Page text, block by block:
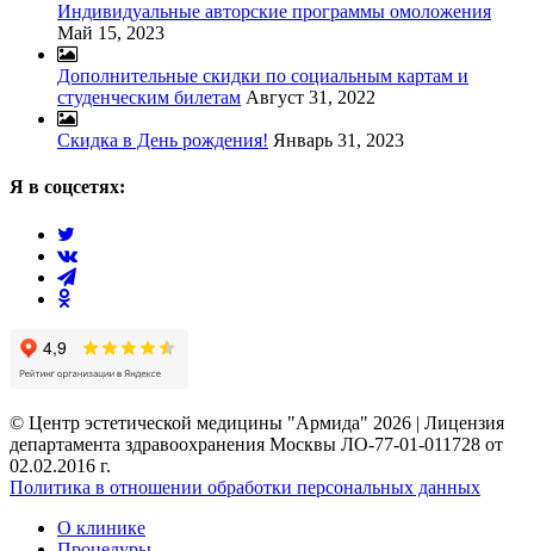
Индивидуальные авторские программы омоложения
Май 15, 2023
Дополнительные скидки по социальным картам и
студенческим билетам Август 31, 2022
Скидка в День рождения! Январь 31, 2023
Я в соцсетях:
© Центр эстетической медицины "Армида" 2026 | Лицензия
департамента здравоохранения Москвы ЛО-77-01-011728 от
02.02.2016 г.
Политика в отношении обработки персональных данных
О клинике